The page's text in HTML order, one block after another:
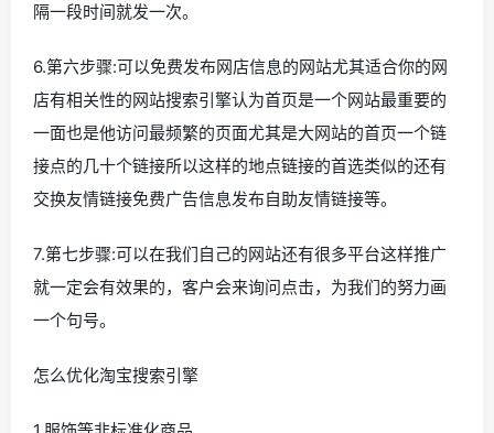
隔一段时间就发一次。
6.第六步骤:可以免费发布网店信息的网站尤其适合你的网
店有相关性的网站搜索引擎认为首页是一个网站最重要的
一面也是他访问最频繁的页面尤其是大网站的首页一个链
接点的几十个链接所以这样的地点链接的首选类似的还有
交换友情链接免费广告信息发布自助友情链接等。
7.第七步骤:可以在我们自己的网站还有很多平台这样推广
就一定会有效果的，客户会来询问点击，为我们的努力画
一个句号。
怎么优化淘宝搜索引擎